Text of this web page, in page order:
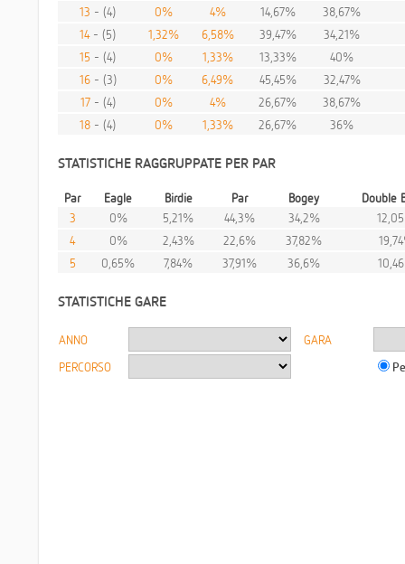
13 - (4) 0% 4% 14,67%
38,67%
14- (5) 1,32% 6,58% 39,47%
34,21%
15 - (4) 0% 1,33% 13,33%
40%
16- (3) 0% 6,49% 45,45%
32,47%
17- (4) 0% 4% 26,67%
38,67%
18 - (4) 0% 1,33% 26,67% 36%
STATISTICHE RAGGRUPPATE PER PAR
Par Eagle Birdie Par Bogey
Double
3
0% 5,21% 44,3% 34,2%
4
0% 2,43% 22,6% 37,82%
5
0,65% 7,84% 37,91% 36,6%
STATISTICHE GARE
ANNO
GARA
PERCORSO